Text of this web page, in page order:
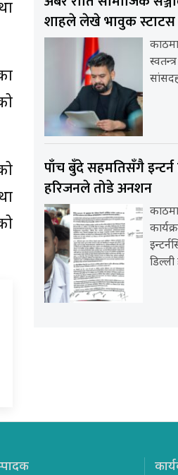
शाहले लेखे भावुक स्टाटस
पाँच बुँदे सहमतिसँगै
हरिजनले तोडे अनशन